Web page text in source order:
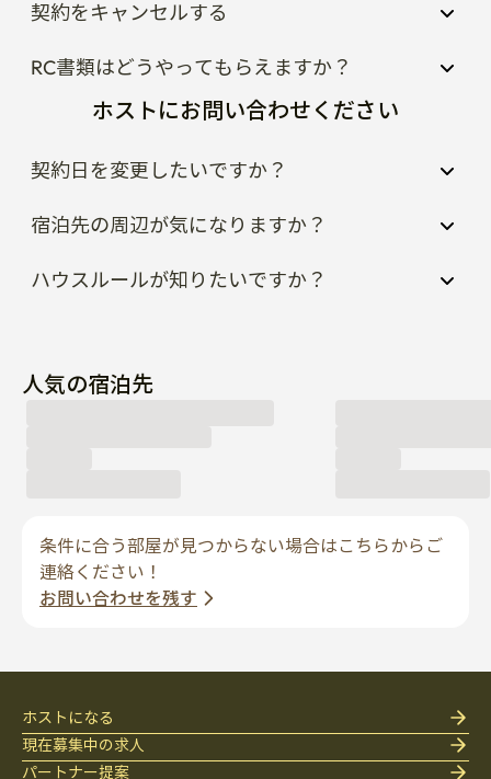
契約をキャンセルする
RC書類はどうやってもらえますか？
ホストにお問い合わせください
契約日を変更したいですか？
宿泊先の周辺が気になりますか？
ハウスルールが知りたいですか？
人気の宿泊先
条件に合う部屋が見つからない場合はこちらからご
連絡ください！
お問い合わせを残す
ホストになる
現在募集中の求人
パートナー提案